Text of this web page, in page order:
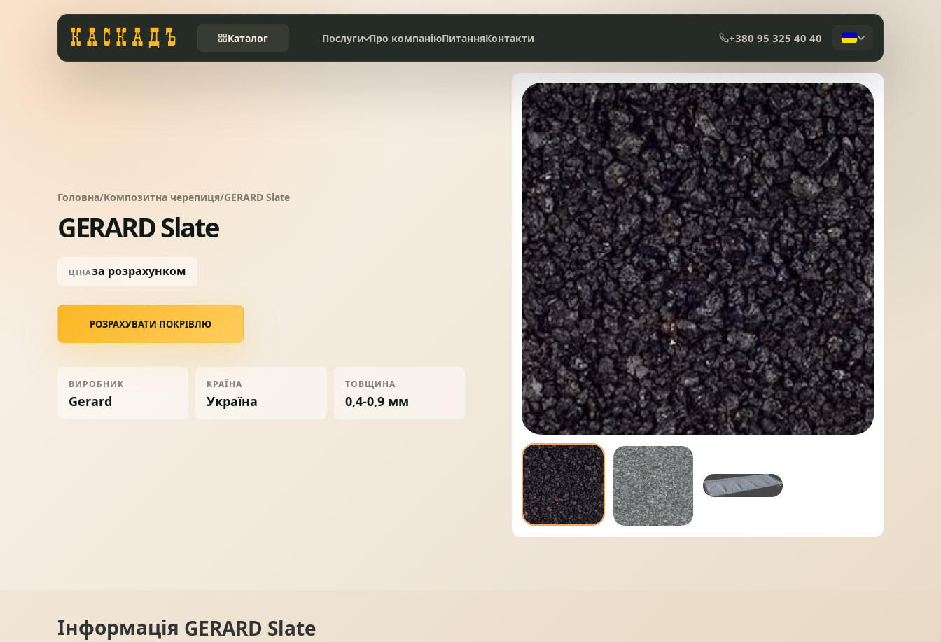
Каталог Послуги Про компаніюПитанняКонтакти +380 95 325 40 40
04 Системи водовідведення
Ворота
07 Солнце защита
СЛАНЦЕВА ПОКРІВЛЯ КОМПОЗИТНА ЧЕРЕПИЦЯ
МЕТАЛОЧЕРЕПИЦЯ МЕМБРАННА ПОКРІВЛЯ
ФАЛЬЦЕВА ПОКРІВЛЯ МІДНА ПОКРІВЛЯ
ПІДШИВИ
Головна/Композитна черепиця/GERARD Slate
GERARD Slate
ЦІНАза розрахунком
РОЗРАХУВАТИ ПОКРІВЛЮ
ВИРОБНИК
Gerard
КРАЇНА
Україна
ТОВЩИНА
0,4-0,9 мм
Інформація GERARD Slate